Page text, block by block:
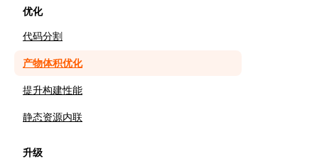
优化
代码分割
产物体积优化
提升构建性能
静态资源内联
升级